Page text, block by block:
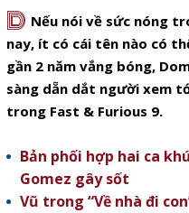
D Nếu nói về sức nóng
nay, ít có cái tên nào có
gần 2 năm vắng bóng,
sàng dẵn dắt người xem
trong Fast & Furious 9.
Bản phối hợp hai ca
Gomez gây sốt
Vũ trong “Về nhà đi